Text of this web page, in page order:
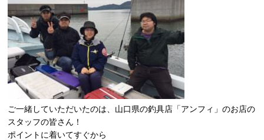
ご一緒していただいたのは、山口県の釣具店「アンフィ」のお店の
スタッフの皆さん！
ポイントに着いてすぐから